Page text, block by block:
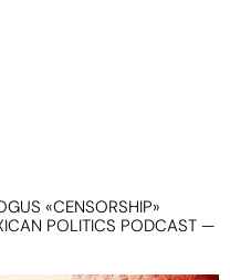
«CENSORSHIP»
POLITICS PODCAST —